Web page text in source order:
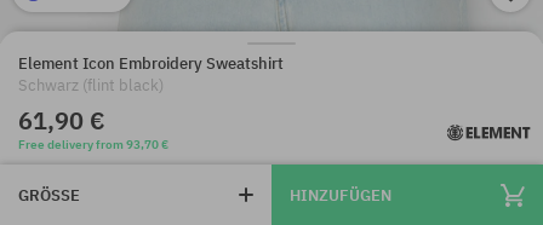
Element Icon Embroidery Sweatshirt
Schwarz (flint black)
61,90 €
Free delivery from 93,70 €
GRÖSSE HINZUFÜGEN